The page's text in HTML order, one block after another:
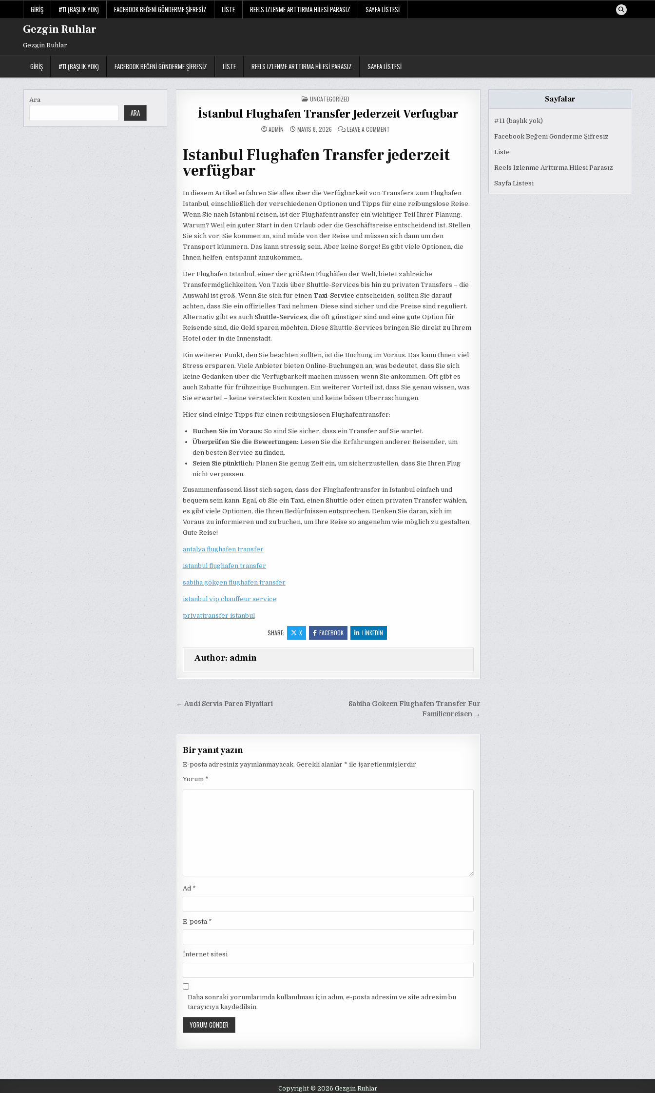
GIRIŞ #11 (BAŞLIK YOK) FACEBOOK BEĞENI GÖNDERME ŞIFRESIZ LISTE REELS IZLENME ARTTIRMA HILESI PARASIZ SAYFA LISTESI
Gezgin Ruhlar
Gezgin Ruhlar
GIRIŞ #11 (BAŞLIK YOK) FACEBOOK BEĞENI GÖNDERME ŞIFRESIZ LISTE REELS IZLENME ARTTIRMA HILESI PARASIZ SAYFA LISTESI
Ara
ARA
POSTED
IN
UNCATEGORIZED
İstanbul Flughafen Transfer Jederzeit Verfugbar
ADMIN MAYIS 8, 2026 LEAVE A COMMENT
JEDERZEIT
VERFUGBAR
Istanbul Flughafen Transfer jederzeit
verfügbar
In diesem Artikel erfahren Sie alles über die Verfügbarkeit von Transfers zum Flughafen
Istanbul, einschließlich der verschiedenen Optionen und Tipps für eine reibungslose Reise.
Wenn Sie nach Istanbul reisen, ist der Flughafentransfer ein wichtiger Teil Ihrer Planung.
Warum? Weil ein guter Start in den Urlaub oder die Geschäftsreise entscheidend ist. Stellen
Sie sich vor, Sie kommen an, sind müde von der Reise und müssen sich dann um den
Transport kümmern. Das kann stressig sein. Aber keine Sorge! Es gibt viele Optionen, die
Ihnen helfen, entspannt anzukommen.
Der Flughafen Istanbul, einer der größten Flughäfen der Welt, bietet zahlreiche
Transfermöglichkeiten. Von Taxis über Shuttle-Services bis hin zu privaten Transfers – die
Auswahl ist groß. Wenn Sie sich für einen Taxi-Service entscheiden, sollten Sie darauf
achten, dass Sie ein offizielles Taxi nehmen. Diese sind sicher und die Preise sind reguliert.
Alternativ gibt es auch Shuttle-Services, die oft günstiger sind und eine gute Option für
Reisende sind, die Geld sparen möchten. Diese Shuttle-Services bringen Sie direkt zu Ihrem
Hotel oder in die Innenstadt.
Ein weiterer Punkt, den Sie beachten sollten, ist die Buchung im Voraus. Das kann Ihnen viel
Stress ersparen. Viele Anbieter bieten Online-Buchungen an, was bedeutet, dass Sie sich
keine Gedanken über die Verfügbarkeit machen müssen, wenn Sie ankommen. Oft gibt es
auch Rabatte für frühzeitige Buchungen. Ein weiterer Vorteil ist, dass Sie genau wissen, was
Sie erwartet – keine versteckten Kosten und keine bösen Überraschungen.
Hier sind einige Tipps für einen reibungslosen Flughafentransfer:
Buchen Sie im Voraus: So sind Sie sicher, dass ein Transfer auf Sie wartet.
Überprüfen Sie die Bewertungen: Lesen Sie die Erfahrungen anderer Reisender, um
den besten Service zu finden.
Seien Sie pünktlich: Planen Sie genug Zeit ein, um sicherzustellen, dass Sie Ihren Flug
nicht verpassen.
Zusammenfassend lässt sich sagen, dass der Flughafentransfer in Istanbul einfach und
bequem sein kann. Egal, ob Sie ein Taxi, einen Shuttle oder einen privaten Transfer wählen,
es gibt viele Optionen, die Ihren Bedürfnissen entsprechen. Denken Sie daran, sich im
Voraus zu informieren und zu buchen, um Ihre Reise so angenehm wie möglich zu gestalten.
Gute Reise!
antalya flughafen transfer
istanbul flughafen transfer
sabiha gökçen flughafen transfer
istanbul vip chauffeur service
privattransfer istanbul
SHARE: X FACEBOOK LINKEDIN
Author: admin
Yazı
Sabiha Gokcen Flughafen Transfer Fur
Familienreisen →
← Audi Servis Parca Fiyatlari
Bir yanıt yazın
E-posta adresiniz yayınlanmayacak. Gerekli alanlar * ile işaretlenmişlerdir
Yorum *
Ad *
E-posta *
İnternet sitesi
Daha sonraki yorumlarımda kullanılması için adım, e-posta adresim ve site adresim bu
tarayıcıya kaydedilsin.
Sayfalar
#11 (başlık yok)
Facebook Beğeni Gönderme Şifresiz
Liste
Reels Izlenme Arttırma Hilesi Parasız
Sayfa Listesi
Copyright © 2026 Gezgin Ruhlar